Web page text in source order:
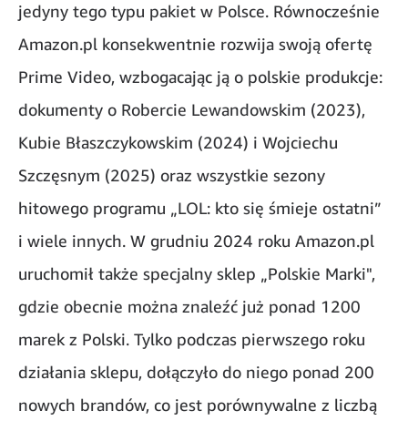
jedyny tego typu pakiet w Polsce. Równocześnie
Amazon.pl konsekwentnie rozwija swoją ofertę
Prime Video, wzbogacając ją o polskie produkcje:
dokumenty o Robercie Lewandowskim (2023),
Kubie Błaszczykowskim (2024) i Wojciechu
Szczęsnym (2025) oraz wszystkie sezony
hitowego programu „LOL: kto się śmieje ostatni”
i wiele innych. W grudniu 2024 roku Amazon.pl
uruchomił także specjalny sklep „Polskie Marki",
gdzie obecnie można znaleźć już ponad 1200
marek z Polski. Tylko podczas pierwszego roku
działania sklepu, dołączyło do niego ponad 200
nowych brandów, co jest porównywalne z liczbą